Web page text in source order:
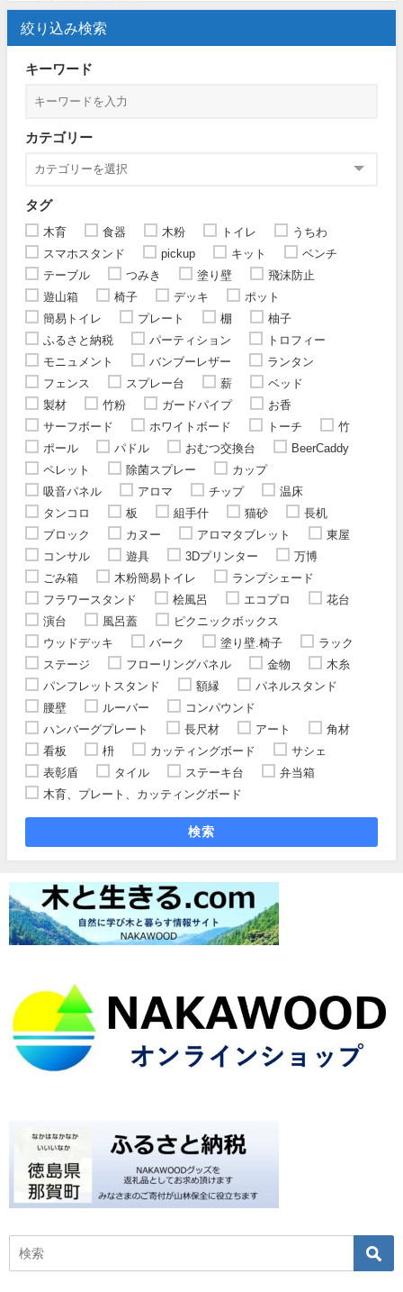
絞り込み検索
キーワード
カテゴリー
タグ
木育 食器 木粉 トイレ
うちわ
スマホスタンド
pickup キット
ベンチ
テーブル
つみき 塗り壁
飛沫防止
遊山箱
椅子 デッキ
ポット
簡易トイレ
プレート 棚
柚子
ふるさと納税
パーティション
トロフィー
モニュメント
バンブーレザー
ランタン
フェンス
スプレー台 薪
ベッド
製材
竹粉 ガードパイプ
お香
サーフボード
ホワイトボード トーチ
竹
ポール
パドル おむつ交換台
BeerCaddy
ペレット
除菌スプレー
カップ
吸音パネル
アロマ チップ
温床
タンコロ
板 組手什 猫砂
長机
ブロック
カヌー アロマタブレット
東屋
コンサル
遊具 3Dプリンター
万博
ごみ箱
木粉簡易トイレ
ランプシェード
フラワースタンド
桧風呂 エコプロ
花台
演台
風呂蓋
ピクニックボックス
ウッドデッキ
バーク 塗り壁.椅子
ラック
ステージ
フローリングパネル 金物
木糸
パンフレットスタンド
額縁
パネルスタンド
腰壁
ルーバー
コンパウンド
ハンバーグプレート
長尺材 アート
角材
看板
枡 カッティングボード
サシェ
表彰盾
タイル ステーキ台
弁当箱
木育、プレート、カッティングボード
検索